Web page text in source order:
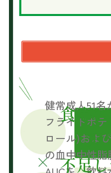
健常成人51
フライドポ
ロール)およ
の血中中性脂
食事
策
不足